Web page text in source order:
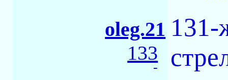
oleg.21
133
-
131-